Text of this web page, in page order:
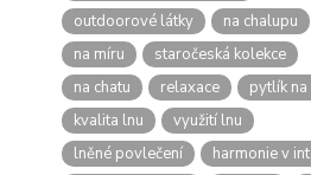
outdoorové látky
na chalupu
na míru
staročeská kolekce
na chatu
relaxace
pytlík
kvalita lnu
využití lnu
lněné povlečení
harmonie v